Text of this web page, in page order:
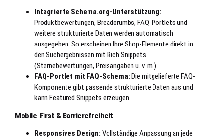
Integrierte Schema.org-Unterstützung:
Produktbewertungen, Breadcrumbs, FAQ-Portlets und
weitere strukturierte Daten werden automatisch
ausgegeben. So erscheinen Ihre Shop-Elemente direkt in
den Suchergebnissen mit Rich Snippets
(Sternebewertungen, Preisangaben u. v. m.).
FAQ-Portlet mit FAQ-Schema: Die mitgelieferte FAQ-
Komponente gibt passende strukturierte Daten aus und
kann Featured Snippets erzeugen.
Mobile-First & Barrierefreiheit
Responsives Design: Vollständige Anpassung an jede